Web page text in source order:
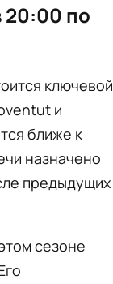
20:00 по
ключевой
и
ближе к
назначено
предыдущих
сезоне